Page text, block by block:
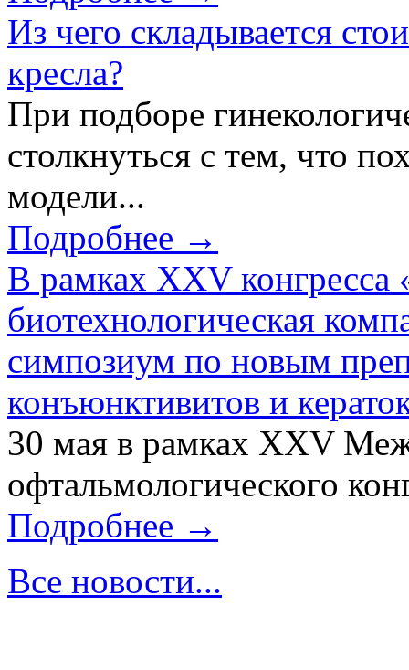
Из чего складывается
кресла?
При подборе
столкнуться с тем, что
модели...
Подробнее →
В рамках XXV конгресса
биотехнологическая
симпозиум по новым
конъюнктивитов и
30 мая в рамках XXV
офтальмологического
Подробнее →
Все новости...